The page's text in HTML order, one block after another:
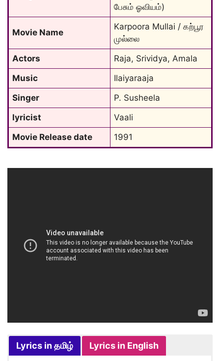
பேசும் ஓவியம்)
Movie Name
Karpoora Mullai / கற்பூர
முல்லை
Actors
Raja, Srividya, Amala
Music
Ilaiyaraaja
Singer
P. Susheela
lyricist
Vaali
Movie Release date
1991
Lyrics in தமிழ் Lyrics in English